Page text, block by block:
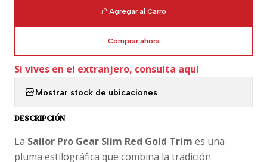
Agregar al Carro
Comprar ahora
Si vives en el extranjero, consulta aquí
Mostrar stock de ubicaciones
DESCRIPCIÓN
La Sailor Pro Gear Slim Red Gold Trim es una
pluma estilográfica que combina la tradición